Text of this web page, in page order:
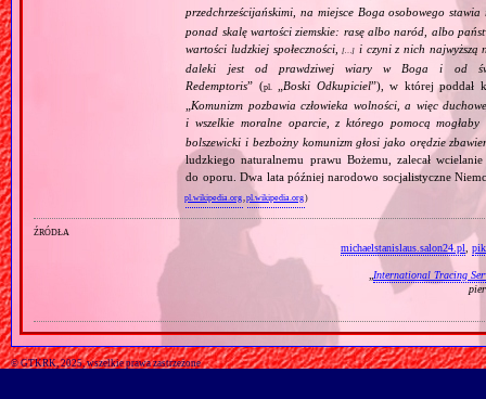
przedchrześcijańskimi, na miejsce Boga osobowego
ponad skalę wartości ziemskie: rasę albo naród, albo
wartości ludzkiej społeczności,[…] i czyni z nich najwyższą
daleki jest od prawdziwej wiary w Boga i od
Redemptoris” (pl. Boski Odkupiciel”), w której poddał
Komunizm pozbawia człowieka wolności, a więc
i wszelkie moralne oparcie, z którego pomocą
bolszewicki i bezbożny komunizm głosi jako orędzie
ludzkiego naturalnemu prawu Bożemu, zalecał
do oporu. Dwa lata później narodowo socjalistyczne
pl.wikipedia.org ,pl.wikipedia.org)
źródła
michaelstanislaus.salon24.pl,
„International Tracing
© GTKRK, 2025, wszelkie prawa zastrzeżone